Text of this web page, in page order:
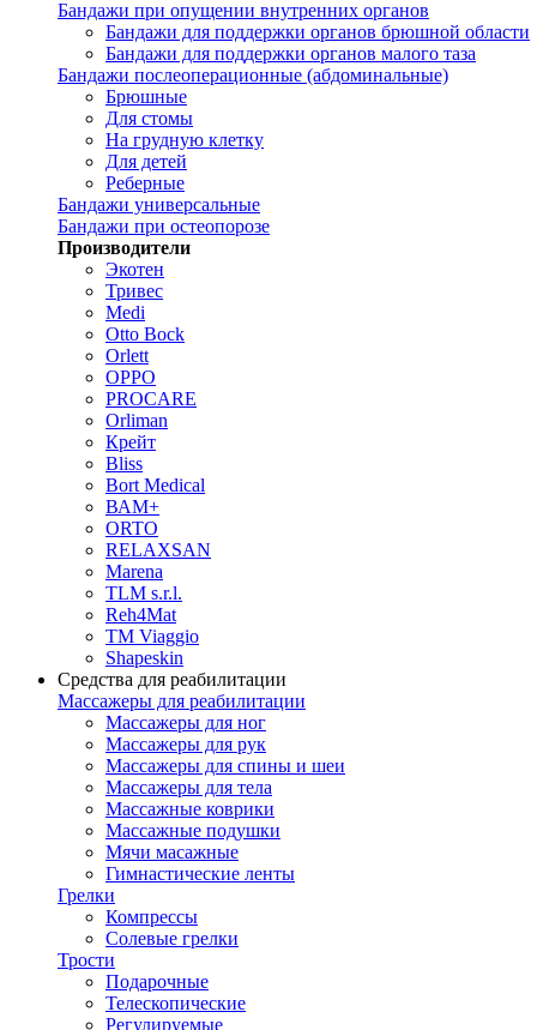
Бандажи при опущении внутренних органов
Бандажи для поддержки органов брюшной области
Бандажи для поддержки органов малого таза
Бандажи послеоперационные (абдоминальные)
Брюшные
Для стомы
На грудную клетку
Для детей
Реберные
Бандажи универсальные
Бандажи при остеопорозе
Производители
Экотен
Тривес
Medi
Otto Bock
Orlett
OPPO
PROCARE
Orliman
Крейт
Bliss
Bort Medical
ВАМ+
ORTO
RELAXSAN
Marena
TLM s.r.l.
Reh4Mat
TM Viaggio
Shapeskin
Средства для реабилитации
Массажеры для реабилитации
Массажеры для ног
Массажеры для рук
Массажеры для спины и шеи
Массажеры для тела
Массажные коврики
Массажные подушки
Мячи масажные
Гимнастические ленты
Грелки
Компрессы
Солевые грелки
Трости
Подарочные
Телескопические
Регулируемые